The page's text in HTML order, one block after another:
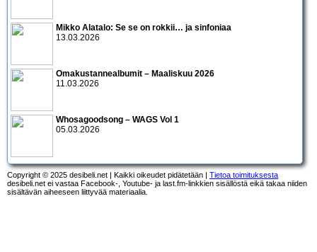
Mikko Alatalo: Se se on rokkii… ja sinfoniaa
13.03.2026
Omakustannealbumit – Maaliskuu 2026
11.03.2026
Whosagoodsong – WAGS Vol 1
05.03.2026
Copyright © 2025 desibeli.net | Kaikki oikeudet pidätetään | Tietoa toimituksesta
desibeli.net ei vastaa Facebook-, Youtube- ja last.fm-linkkien sisällöstä eikä takaa niiden
sisältävän aiheeseen liittyvää materiaalia.